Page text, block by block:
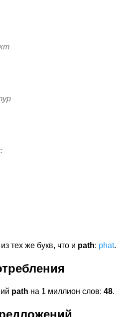
тех же букв, что и path: phat.
path на 1 миллион слов: 48.